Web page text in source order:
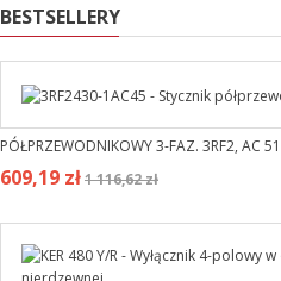
BESTSELLERY
PÓŁPRZEWODNIKOWY 3-FAZ. 3RF2, AC
609,19 zł1 116,62 zł